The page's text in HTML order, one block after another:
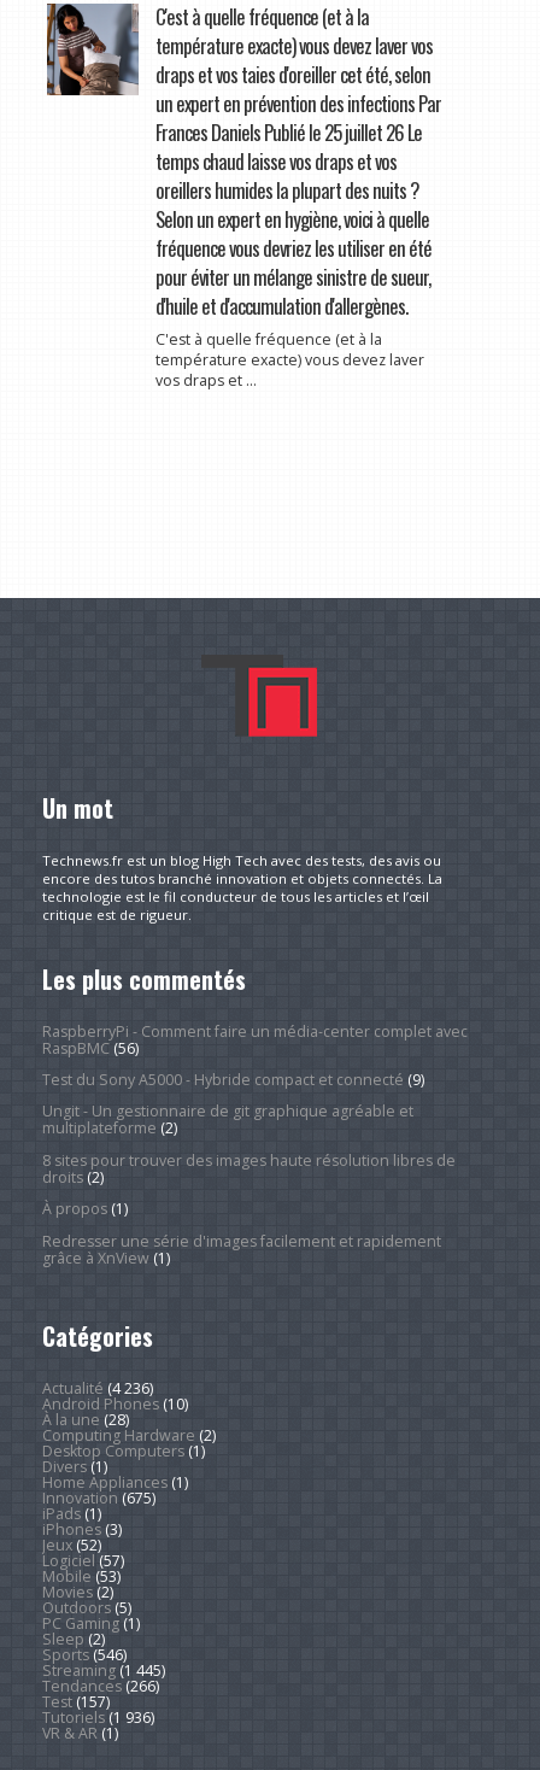
C'est à quelle fréquence (et à la
température exacte) vous devez laver vos
draps et vos taies d'oreiller cet été, selon
un expert en prévention des infections Par
Frances Daniels Publié le 25 juillet 26 Le
temps chaud laisse vos draps et vos
oreillers humides la plupart des nuits ?
Selon un expert en hygiène, voici à quelle
fréquence vous devriez les utiliser en été
pour éviter un mélange sinistre de sueur,
d'huile et d'accumulation d'allergènes.
C'est à quelle fréquence (et à la
température exacte) vous devez laver
vos draps et ...
Un mot
Technews.fr est un blog High Tech avec des tests, des avis ou
encore des tutos branché innovation et objets connectés. La
technologie est le fil conducteur de tous les articles et l’œil
critique est de rigueur.
Les plus commentés
RaspberryPi - Comment faire un média-center complet avec
RaspBMC(56)
Test du Sony A5000 - Hybride compact et connecté (9)
Ungit - Un gestionnaire de git graphique agréable et
multiplateforme (2)
8 sites pour trouver des images haute résolution libres de
droits(2)
À propos(1)
Redresser une série d'images facilement et rapidement
grâce à XnView(1)
Catégories
Actualité (4 236)
Android Phones(10)
À la une (28)
Computing Hardware (2)
Desktop Computers(1)
Divers(1)
Home Appliances(1)
Innovation (675)
iPads(1)
iPhones(3)
Jeux(52)
Logiciel (57)
Mobile (53)
Movies(2)
Outdoors(5)
PC Gaming(1)
Sleep (2)
Sports(546)
Streaming(1 445)
Tendances(266)
Test(157)
Tutoriels(1 936)
VR & AR(1)